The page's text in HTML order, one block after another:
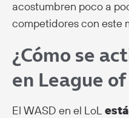
acostumbren poco a
competidores con este
¿Cómo se
en League
El WASD en el LoL